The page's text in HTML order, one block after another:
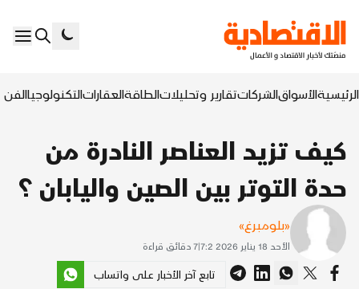
الرئيسيةالأسواقالشركاتتقارير وتحليلاتالطاقةالعقاراتالتكنولوجياالفن
كيف تزيد العناصر النادرة من
حدة التوتر بين الصين واليابان ؟
«بلومبرغ»
الأحد 18 يناير 2026 7:2 |
7 دقائق قراءة
تابع آخر الأخبار على واتساب